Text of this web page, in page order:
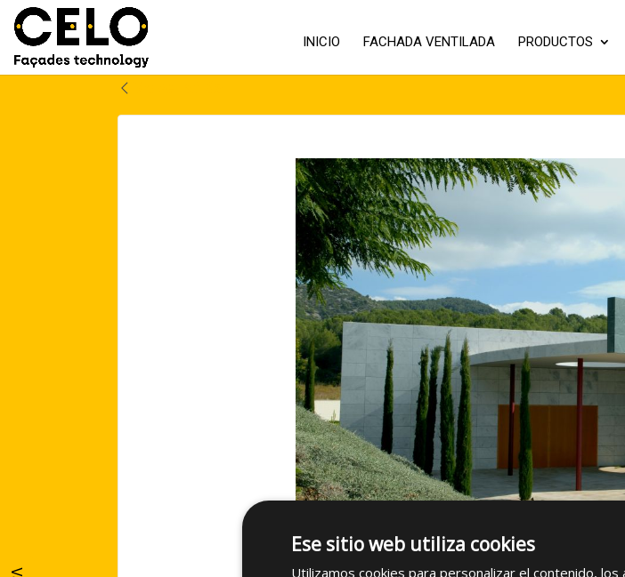
INICIO FACHADA VENTILADA PRODUCTOS
Ese sitio web utiliza cookies
Utilizamos cookies para personalizar el contenido,